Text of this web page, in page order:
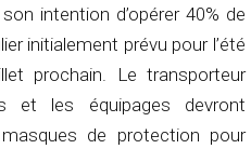
intention d’opérer 40% de
initialement prévu pour l’été
prochain. Le transporteur
et les équipages devront
de protection pour